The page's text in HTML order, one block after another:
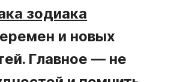
зодиака
и новых
Главное — не